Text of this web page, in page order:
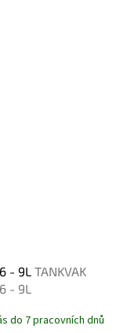
- 9L TANKVAK
- 9L
do 7 pracovních dnů